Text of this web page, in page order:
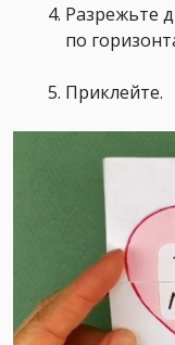
Разрежьте
по
Приклейте.